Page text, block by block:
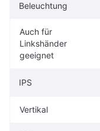
Beleuchtung
Auch für
Linkshänder
geeignet
IPS
Vertikal